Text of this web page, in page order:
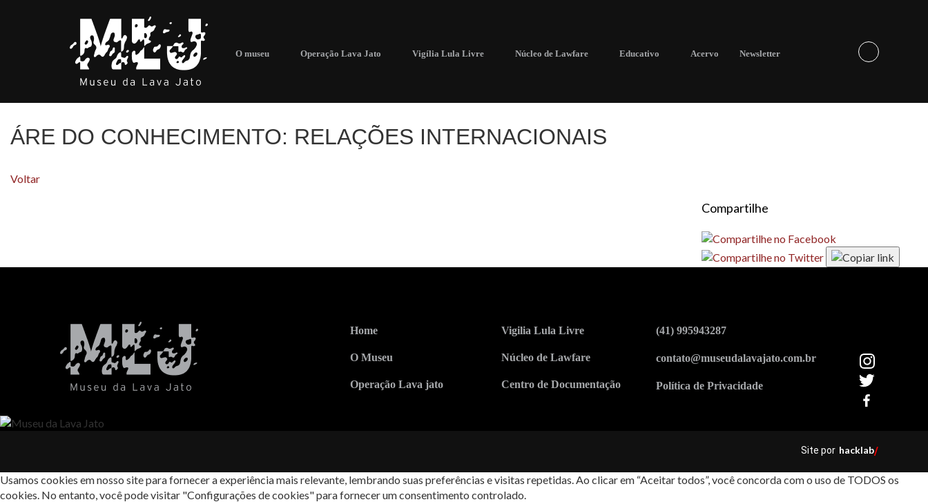
O museu Operação Lava Jato Vigília Lula Livre Núcleo de Lawfare Educativo Acervo Newsletter
ÁRE DO CONHECIMENTO: RELAÇÕES INTERNACIONAIS
Voltar
Compartilhe
Home
O Museu
Operação Lava jato
Vigilia Lula Livre
Núcleo de Lawfare
Centro de Documentação
(41) 995943287
contato@museudalavajato.com.br
Política de Privacidade
Site por hacklab/
Usamos cookies em nosso site para fornecer a experiência mais relevante, lembrando suas preferências e visitas repetidas. Ao clicar em “Aceitar todos”, você concorda com o uso de TODOS os
cookies. No entanto, você pode visitar "Configurações de cookies" para fornecer um consentimento controlado.